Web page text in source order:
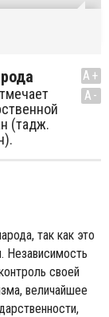
(тадж.
A+
A-
так как это
Независимость
своей
величайшее